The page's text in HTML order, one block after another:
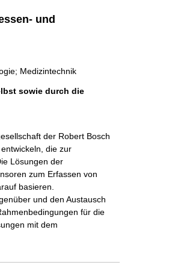
und
Medizintechnik
sowie durch die
der Robert Bosch
die zur
Lösungen der
zum Erfassen von
basieren.
und den Austausch
für die
mit dem